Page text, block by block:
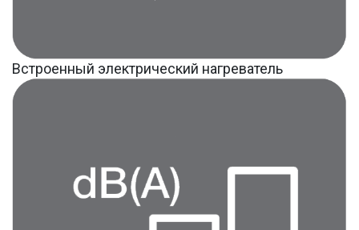
Встроенный электрический нагреватель